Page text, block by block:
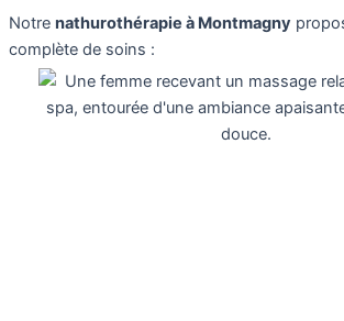
Notre nathurothérapie à Montmagny
complète de soins :